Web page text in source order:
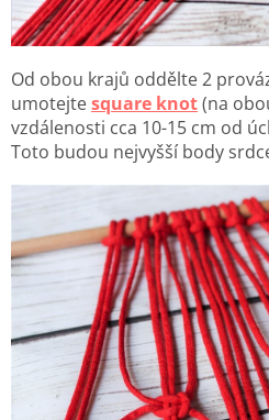
Od obou krajů oddělte 2
umotejtesquare knot(na
vzdálenosti cca 10-15 cm od
Toto budou nejvyšší body